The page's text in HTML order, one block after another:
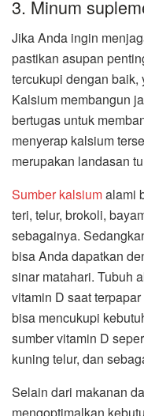
3. Minum
Jika Anda ingin
pastikan asupan
tercukupi dengan
Kalsium membangun
bertugas untuk
menyerap kalsium
merupakan landasan
Sumber kalsiumalami
teri, telur, brokoli,
sebagainya.
bisa Anda dapatkan
sinar matahari. Tubuh
vitamin D saat
bisa mencukupi
sumber vitamin D
kuning telur, dan
Selain dari makanan
mengoptimalkan